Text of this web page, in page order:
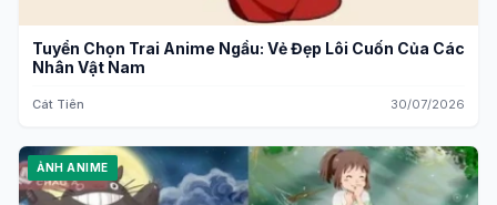
Tuyển Chọn Trai Anime Ngầu: Vẻ Đẹp Lôi Cuốn Của Các
Nhân Vật Nam
Cát Tiên 30/07/2026
ẢNH ANIME